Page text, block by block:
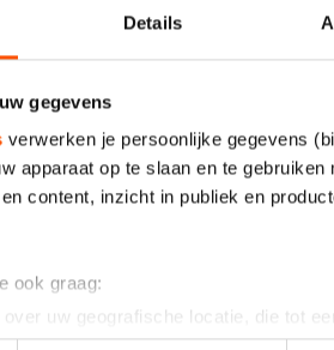
Details
gegevens
verwerken je persoonlijke gegevens
apparaat op te slaan en te
content, inzicht in publiek en
ook graag:
over uw geografische locatie, die tot
door het actief te scannen op